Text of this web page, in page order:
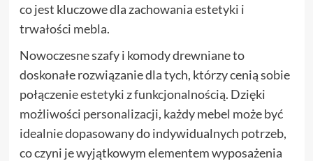
co jest kluczowe dla zachowania estetyki i
trwałości mebla.
Nowoczesne szafy i komody drewniane to
doskonałe rozwiązanie dla tych, którzy cenią sobie
połączenie estetyki z funkcjonalnością. Dzięki
możliwości personalizacji, każdy mebel może być
idealnie dopasowany do indywidualnych potrzeb,
co czyni je wyjątkowym elementem wyposażenia